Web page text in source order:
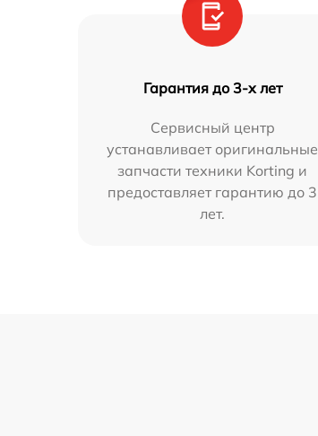
Гарантия до 3-х лет
Сервисный центр
устанавливает оригинальные
запчасти техники Korting и
предоставляет гарантию до 3
лет.